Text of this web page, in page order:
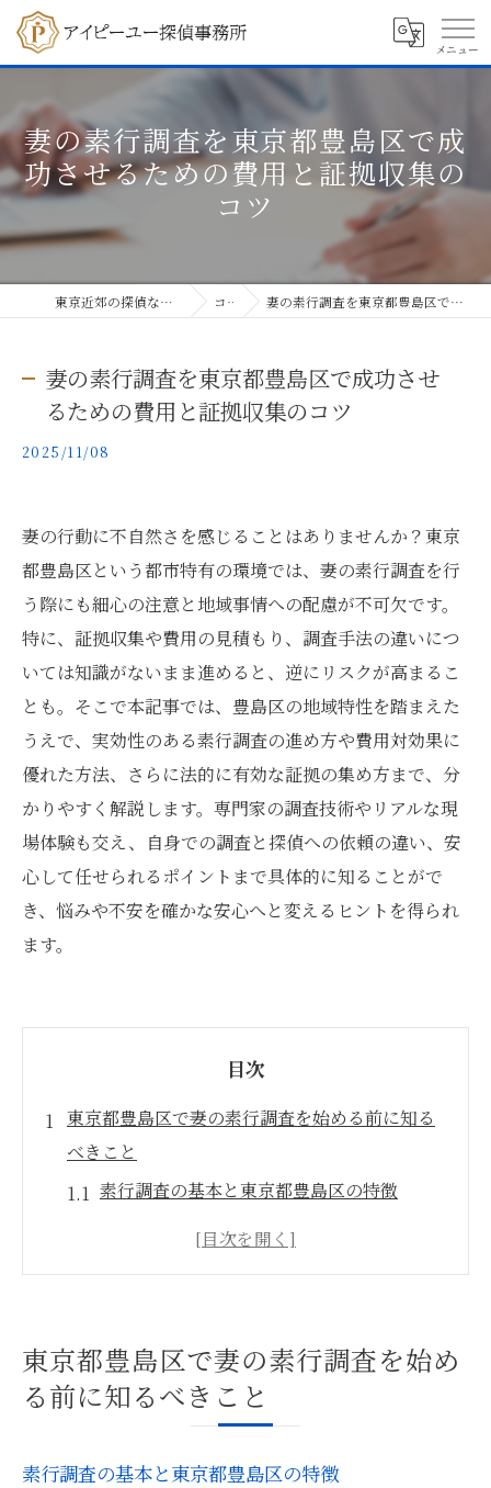
妻の素行調査を東京都豊島区で成
功させるための費用と証拠収集の
コツ
東京近郊の探偵ならアイピーユー探偵事務所 コラム 妻の素行調査を東京都豊島区で成功させるための費用と証拠収集のコツ
妻の素行調査を東京都豊島区で成功させ
るための費用と証拠収集のコツ
2025/11/08
妻の行動に不自然さを感じることはありませんか？東京
都豊島区という都市特有の環境では、妻の素行調査を行
う際にも細心の注意と地域事情への配慮が不可欠です。
特に、証拠収集や費用の見積もり、調査手法の違いにつ
いては知識がないまま進めると、逆にリスクが高まるこ
とも。そこで本記事では、豊島区の地域特性を踏まえた
うえで、実効性のある素行調査の進め方や費用対効果に
優れた方法、さらに法的に有効な証拠の集め方まで、分
かりやすく解説します。専門家の調査技術やリアルな現
場体験も交え、自身での調査と探偵への依頼の違い、安
心して任せられるポイントまで具体的に知ることがで
き、悩みや不安を確かな安心へと変えるヒントを得られ
ます。
目次
東京都豊島区で妻の素行調査を始める前に知る
べきこと
素行調査の基本と東京都豊島区の特徴
素行調査を安全に進めるための注意点
素行調査の準備で押さえたい法的ポイント
素行調査が必要になる妻の行動変化を見抜く方
法
東京都豊島区で妻の素行調査を始め
る前に知るべきこと
素行調査の基本と東京都豊島区の特徴